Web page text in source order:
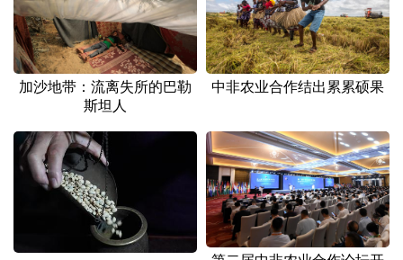
加沙地带：流离失所的巴勒
斯坦人
中非农业合作结出累累硕果